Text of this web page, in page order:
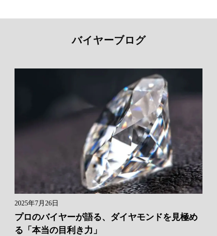
バイヤーブログ
2025年7月26日
プロのバイヤーが語る、ダイヤモンドを見極め
る「本当の目利き力」